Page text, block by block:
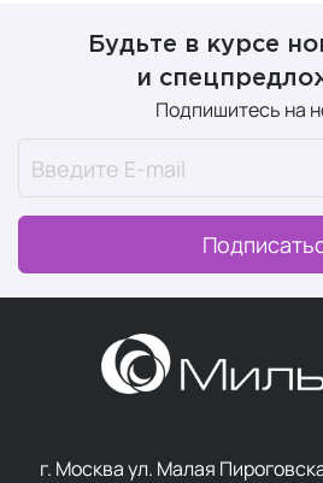
Будьте в курсе
и
Подпишитесь на
г. Москва ул. Малая